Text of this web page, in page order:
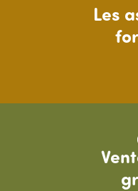
Les